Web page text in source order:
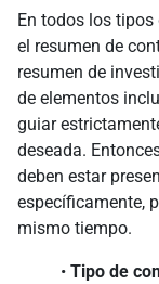
En todos los tipos
el resumen de
resumen de
de elementos
guiar
deseada.
deben estar
específicamente,
mismo tiempo.
• Tipo de